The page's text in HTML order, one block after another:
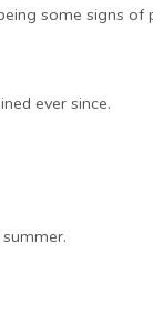
some signs of
ever since.